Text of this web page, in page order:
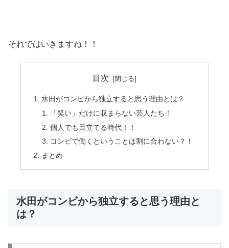
それではいきますね！！
目次
水田がコンビから独立すると思う理由とは？
「笑い」だけに収まらない芸人たち！
個人でも目立てる時代！！
コンビで働くということは割に合わない？！
まとめ
水田がコンビから独立すると思う理由と
は？